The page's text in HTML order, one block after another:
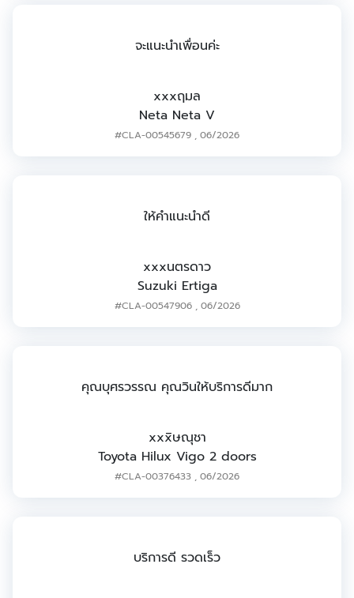
จะแนะนำเพื่อนค่ะ
xxxฤมล
Neta Neta V
#CLA-00545679 , 06/2026
ให้คำแนะนำดี
xxxนตรดาว
Suzuki Ertiga
#CLA-00547906, 06/2026
คุณบุศรวรรณ คุณวินให้บริการดีมาก
xxxิษณุชา
Toyota Hilux Vigo 2 doors
#CLA-00376433 , 06/2026
บริการดี รวดเร็ว